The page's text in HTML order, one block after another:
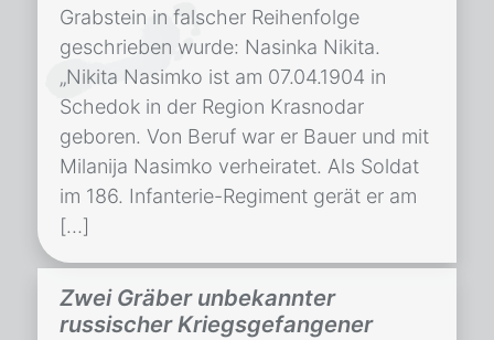
Grabstein in falscher Reihenfolge
geschrieben wurde: Nasinka Nikita.
„Nikita Nasimko ist am 07.04.1904 in
Schedok in der Region Krasnodar
geboren. Von Beruf war er Bauer und mit
Milanija Nasimko verheiratet. Als Soldat
im 186. Infanterie-Regiment gerät er am
[…]
Zwei Gräber unbekannter
russischer Kriegsgefangener